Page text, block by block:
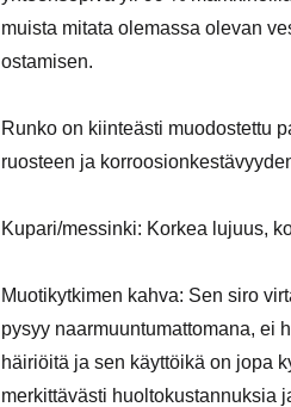
muista mitata olemassa olevan
ostamisen.
Runko on kiinteästi muodostettu
ruosteen ja
Kupari/messinki: Korkea lujuus,
Muotikytkimen kahva: Sen siro
pysyy naarmuuntumattomana, ei
häiriöitä ja sen käyttöikä on jopa
merkittävästi huoltokustannuksia